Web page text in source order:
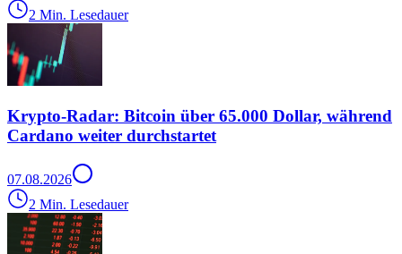
2 Min. Lesedauer
Krypto-Radar: Bitcoin über 65.000 Dollar, während
Cardano weiter durchstartet
07.08.2026
2 Min. Lesedauer